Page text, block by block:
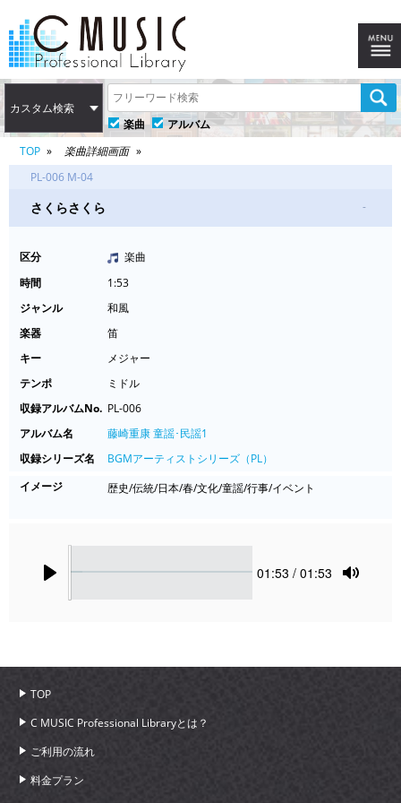
カスタム検索
楽曲
アルバム
TOP
楽曲詳細画面
PL-006 M-04
さくらさくら -
区分
楽曲
時間
1:53
ジャンル
和風
楽器
笛
キー
メジャー
テンポ
ミドル
収録アルバムNo. PL-006
アルバム名
藤崎重康 童謡･民謡1
収録シリーズ名
BGMアーティストシリーズ（PL）
イメージ
歴史/伝統/日本/春/文化/童謡/行事/イベント
Current
01:53 / 01:53
TOP
C MUSIC Professional Libraryとは？
ご利用の流れ
料金プラン